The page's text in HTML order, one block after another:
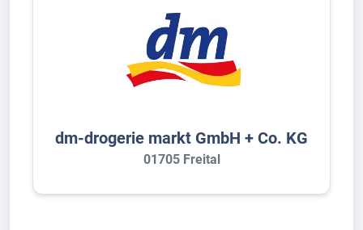
dm-drogerie markt GmbH + Co. KG
01705 Freital